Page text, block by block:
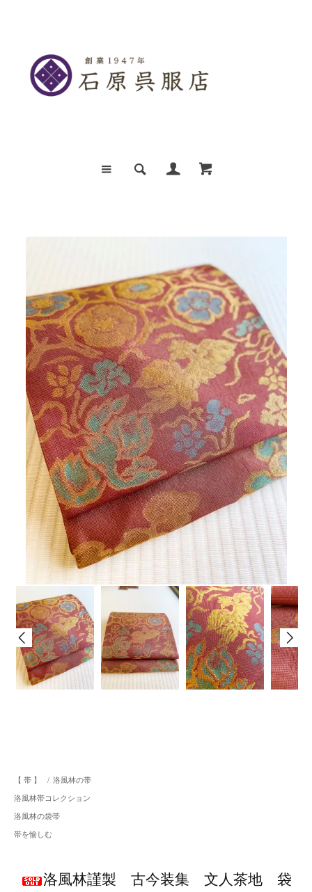
【 帯 】 / 洛風林の帯
洛風林帯コレクション
洛風林の袋帯
帯を愉しむ
洛風林謹製 古今装集 文人茶地 袋